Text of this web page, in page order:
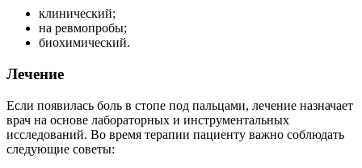
клинический;
на ревмопробы;
биохимический.
Лечение
Если появилась боль в стопе под пальцами, лечение назначает
врач на основе лабораторных и инструментальных
исследований. Во время терапии пациенту важно соблюдать
следующие советы: